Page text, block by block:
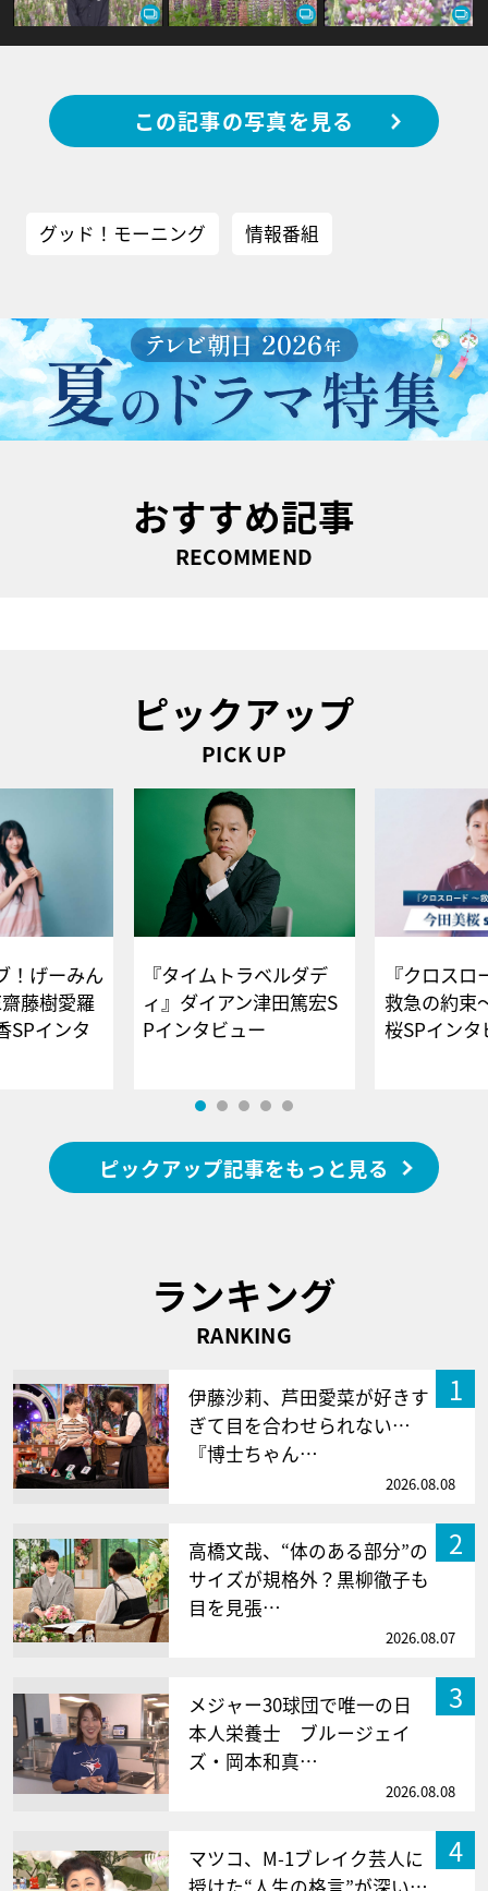
この記事の写真を見る
グッド！モーニング 情報番組
おすすめ記事
RECOMMEND
ピックアップ
PICK UP
！げーみん
藤樹愛羅
SPインタ
『タイムトラベルダデ
ィ』ダイアン津田篤宏S
Pインタビュー
『クロス
救急の約束
桜SPイ
ピックアップ記事をもっと見る
ランキング
RANKING
1
伊藤沙莉、芦田愛菜が好きす
ぎて目を合わせられない…
『博士ちゃん…
2026.08.08
2
高橋文哉、“体のある部分”の
サイズが規格外？黒柳徹子も
目を見張…
2026.08.07
3
メジャー30球団で唯一の日
本人栄養士 ブルージェイ
ズ・岡本和真…
2026.08.08
4
マツコ、M-1ブレイク芸人に